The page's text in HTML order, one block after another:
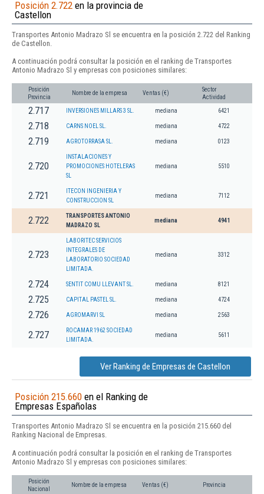
Posición 2.722 en la provincia de
Castellon
Transportes Antonio Madrazo Sl se encuentra en la posición 2.722 del Ranking
de Castellon.
A continuación podrá consultar la posición en el ranking de Transportes
Antonio Madrazo Sl y empresas con posiciones similares:
Posición
Provincia
Nombre de la empresa Ventas (€)
Sector
Actividad
2.717 INVERSIONES MILLARS 3 SL. mediana 6421
2.718 CARNS NOEL SL. mediana 4722
2.719 AGROTORRASA SL. mediana 0123
2.720
INSTALACIONES Y
PROMOCIONES HOTELERAS
SL
mediana 5510
2.721
ITECON INGENIERIA Y
CONSTRUCCION SL
mediana 7112
2.722
TRANSPORTES ANTONIO
MADRAZO SL
mediana 4941
2.723
LABORITEC SERVICIOS
INTEGRALES DE
LABORATORIO SOCIEDAD
LIMITADA.
mediana 3312
2.724 SENTIT COMU LLEVANT SL. mediana 8121
2.725 CAPITAL PASTEL SL. mediana 4724
2.726 AGROMARVI SL mediana 2563
2.727
ROCAMAR 1962 SOCIEDAD
LIMITADA.
mediana 5611
Ver Ranking de Empresas de Castellon
Posición 215.660 en el Ranking de
Empresas Españolas
Transportes Antonio Madrazo Sl se encuentra en la posición 215.660 del
Ranking Nacional de Empresas.
A continuación podrá consultar la posición en el ranking de Transportes
Antonio Madrazo Sl y empresas con posiciones similares:
Posición
Nacional
Nombre de la empresa Ventas (€) Provincia